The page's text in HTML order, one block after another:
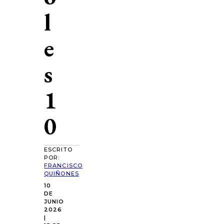
l
e
s
1
0
ESCRITO
POR:
FRANCISCO
QUIÑONES
10
DE
JUNIO
2026
|